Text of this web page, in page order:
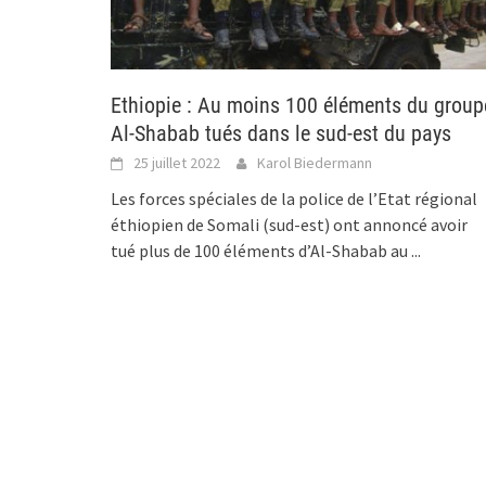
Ethiopie : Au moins 100 éléments du
Al-Shabab tués dans le sud-est du pays
25 juillet 2022 Karol Biedermann
Les forces spéciales de la police de l’Etat régional
éthiopien de Somali (sud-est) ont annoncé avoir
tué plus de 100 éléments d’Al-Shabab au ...